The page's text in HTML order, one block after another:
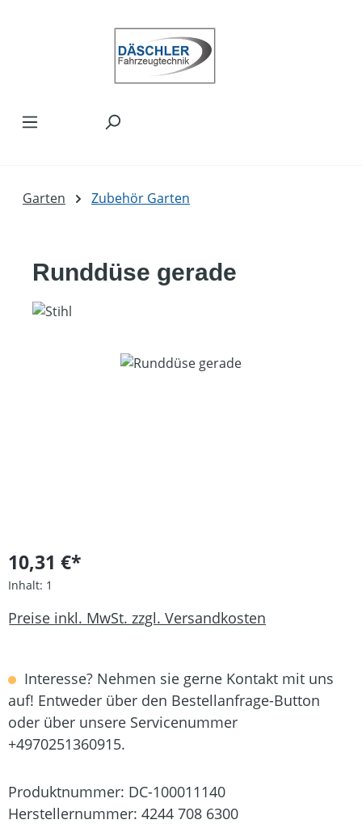
Garten Zubehör Garten
Runddüse gerade
Bildergalerie überspringen
10,31 €*
Inhalt: 1
Preise inkl. MwSt. zzgl. Versandkosten
Interesse? Nehmen sie gerne Kontakt mit uns
auf! Entweder über den Bestellanfrage-Button
oder über unsere Servicenummer
+4970251360915.
Produktnummer: DC-100011140
Herstellernummer: 4244 708 6300